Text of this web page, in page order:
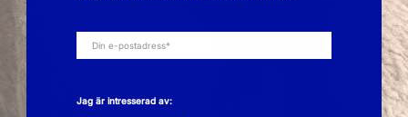
Jag är intresserad av: